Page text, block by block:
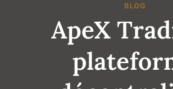
BLOG
ApeX